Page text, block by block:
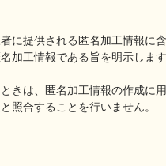
に提供される匿名加工情報に
加工情報である旨を明示します
きは、匿名加工情報の作成に
照合することを行いません。